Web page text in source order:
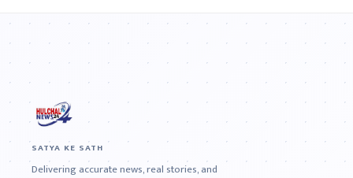
SATYA KE SATH
Delivering accurate news, real stories, and